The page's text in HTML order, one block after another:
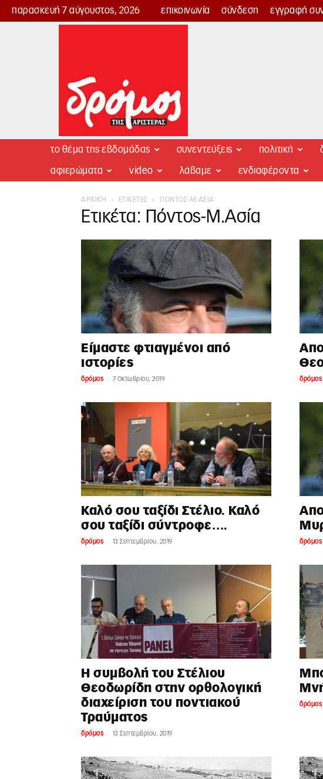
παρασκευή 7 αύγουστος, 2026 επικοινωνία σύνδεση εγγραφή
Δρόμος
το θέμα της εβδομάδας συνεντεύξεις πολιτική
αφιερώματα video λάβαμε ενδιαφέροντα
ΑΡΧΙΚΉ ΕΤΙΚΈΤΕΣ ΠΌΝΤΟΣ-Μ.ΑΣΊΑ
Ετικέτα: Πόντος-Μ.Ασία
Είμαστε φτιαγμένοι από
ιστορίες
δρόμος - 7 Οκτωβρίου, 2019 δρόμος
Καλό σου ταξίδι Στέλιο. Καλό
σου ταξίδι σύντροφε….
δρόμος - 13 Σεπτεμβρίου, 2019 δρόμος
H συμβολή του Στέλιου
Θεοδωρίδη στην ορθολογική
διαχείριση του ποντιακού
Τραύματος
δρόμος - 13 Σεπτεμβρίου, 2019
δρόμος